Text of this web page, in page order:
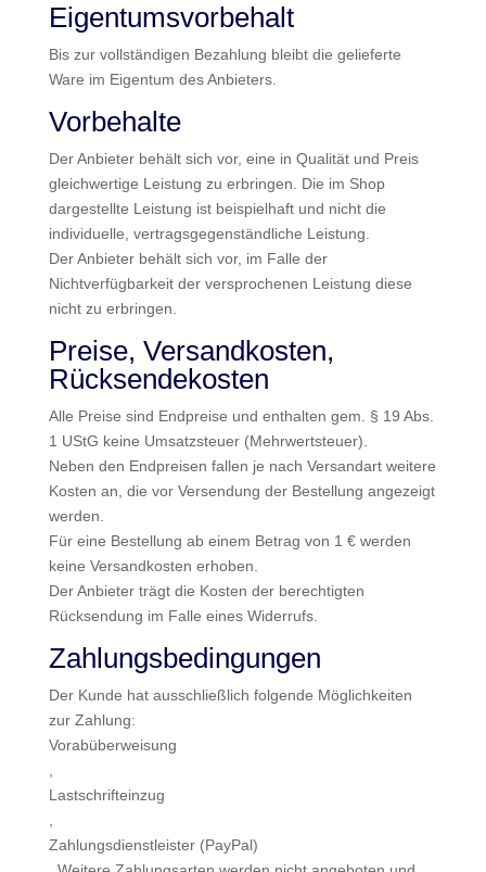
Eigentumsvorbehalt
Bis zur vollständigen Bezahlung bleibt die gelieferte
Ware im Eigentum des Anbieters.
Vorbehalte
Der Anbieter behält sich vor, eine in Qualität und Preis
gleichwertige Leistung zu erbringen. Die im Shop
dargestellte Leistung ist beispielhaft und nicht die
individuelle, vertragsgegenständliche Leistung.
Der Anbieter behält sich vor, im Falle der
Nichtverfügbarkeit der versprochenen Leistung diese
nicht zu erbringen.
Preise, Versandkosten,
Rücksendekosten
Alle Preise sind Endpreise und enthalten gem. § 19 Abs.
1 UStG keine Umsatzsteuer (Mehrwertsteuer).
Neben den Endpreisen fallen je nach Versandart weitere
Kosten an, die vor Versendung der Bestellung angezeigt
werden.
Für eine Bestellung ab einem Betrag von 1 € werden
keine Versandkosten erhoben.
Der Anbieter trägt die Kosten der berechtigten
Rücksendung im Falle eines Widerrufs.
Zahlungsbedingungen
Der Kunde hat ausschließlich folgende Möglichkeiten
zur Zahlung:
Vorabüberweisung
Lastschrifteinzug
Zahlungsdienstleister (PayPal)